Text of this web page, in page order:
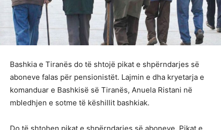
Bashkia e Tiranës do të shtojë pikat e shpërndarjes së
aboneve falas për pensionistët. Lajmin e dha kryetarja e
komanduar e Bashkisë së Tiranës, Anuela Ristani në
mbledhjen e sotme të këshillit bashkiak.